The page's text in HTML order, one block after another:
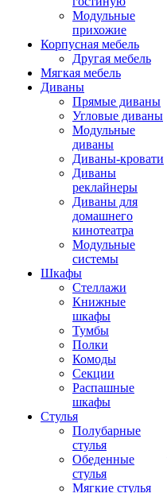
Модульные
прихожие
Корпусная мебель
Другая мебель
Мягкая мебель
Диваны
Прямые диваны
Угловые диваны
Модульные
диваны
Диваны-кровати
Диваны
реклайнеры
Диваны для
домашнего
кинотеатра
Модульные
системы
Шкафы
Стеллажи
Книжные
шкафы
Тумбы
Полки
Комоды
Секции
Распашные
шкафы
Стулья
Полубарные
стулья
Обеденные
стулья
Мягкие стулья